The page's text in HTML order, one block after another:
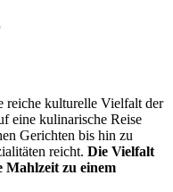
reiche kulturelle Vielfalt der
eine kulinarische Reise
Gerichten bis hin zu
reicht. Die Vielfalt
Mahlzeit zu einem